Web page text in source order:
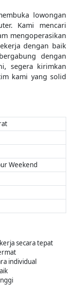
lowongan
Kami mencari
mengoperasikan
dengan baik
dengan
segera kirimkan
kami yang solid
Weekend
secara tepat
individual